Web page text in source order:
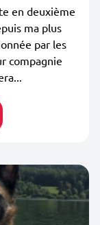
en deuxième
ma plus
par les
compagnie